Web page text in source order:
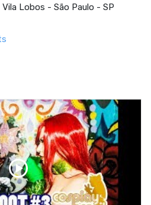
Lobos - São Paulo - SP